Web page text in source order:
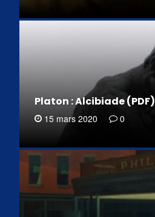
Platon : Alcibiade (PDF)
15 mars 2020 0